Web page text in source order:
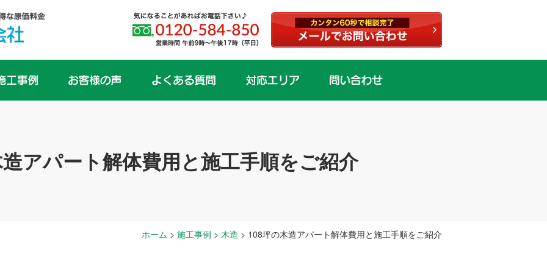
アパート解体費用と施工手順をご紹介
ホーム > 施工事例 > 木造 > 108坪の木造アパート解体費用と施工手順をご紹介